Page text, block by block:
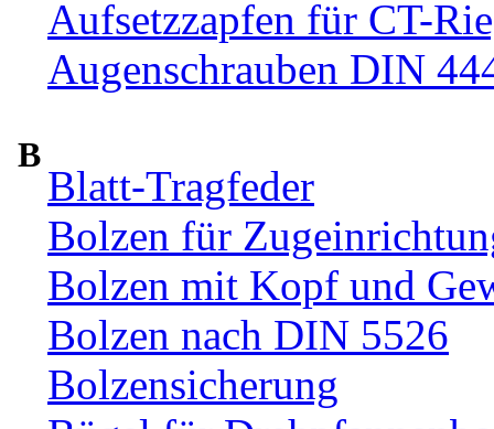
Aufsetzzapfen für CT-
Augenschrauben DIN
B
Blatt-Tragfeder
Bolzen für
Bolzen mit Kopf und
Bolzen nach DIN 5526
Bolzensicherung